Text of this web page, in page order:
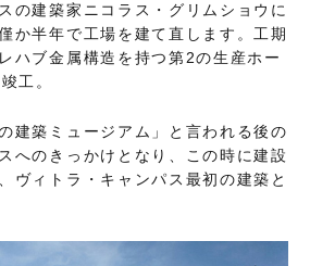
の建築家ニコラス・グリムショウに
か半年で工場を建て直します。工期
ハブ金属構造を持つ第2の生産ホー
工。
建築ミュージアム」と言われる後の
へのきっかけとなり、この時に建設
ヴィトラ・キャンパス最初の建築と